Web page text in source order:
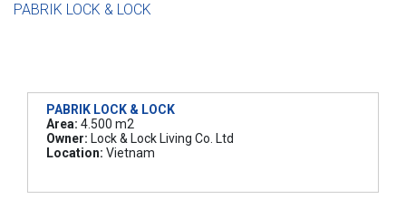
PABRIK LOCK & LOCK
PABRIK LOCK & LOCK
Area: 4.500 m2
Owner: Lock & Lock Living Co. Ltd
Location: Vietnam